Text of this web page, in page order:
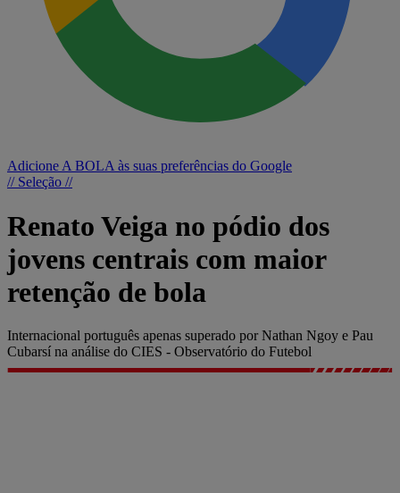
Adicione A BOLA às suas preferências do Google
// Seleção //
Renato Veiga no pódio dos
jovens centrais com maior
retenção de bola
Internacional português apenas superado por Nathan Ngoy e Pau
Cubarsí na análise do CIES - Observatório do Futebol